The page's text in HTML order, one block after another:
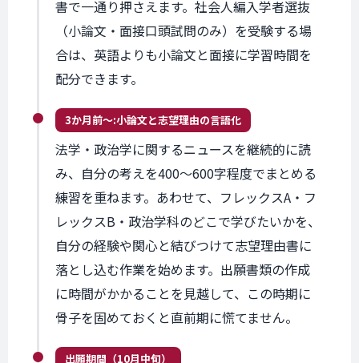
書で一通り押さえます。社会人編入学者選抜
（小論文・面接口頭試問のみ）を受験する場
合は、英語よりも小論文と面接に学習時間を
配分できます。
3か月前〜:小論文と志望理由の言語化
法学・政治学に関するニュースを継続的に読
み、自分の考えを400〜600字程度でまとめる
練習を重ねます。あわせて、フレックスA・フ
レックスB・政治学科のどこで学びたいかを、
自分の経験や関心と結びつけて志望理由書に
落とし込む作業を始めます。出願書類の作成
に時間がかかることを見越して、この時期に
骨子を固めておくと直前期に慌てません。
出願期間 （10月中旬）